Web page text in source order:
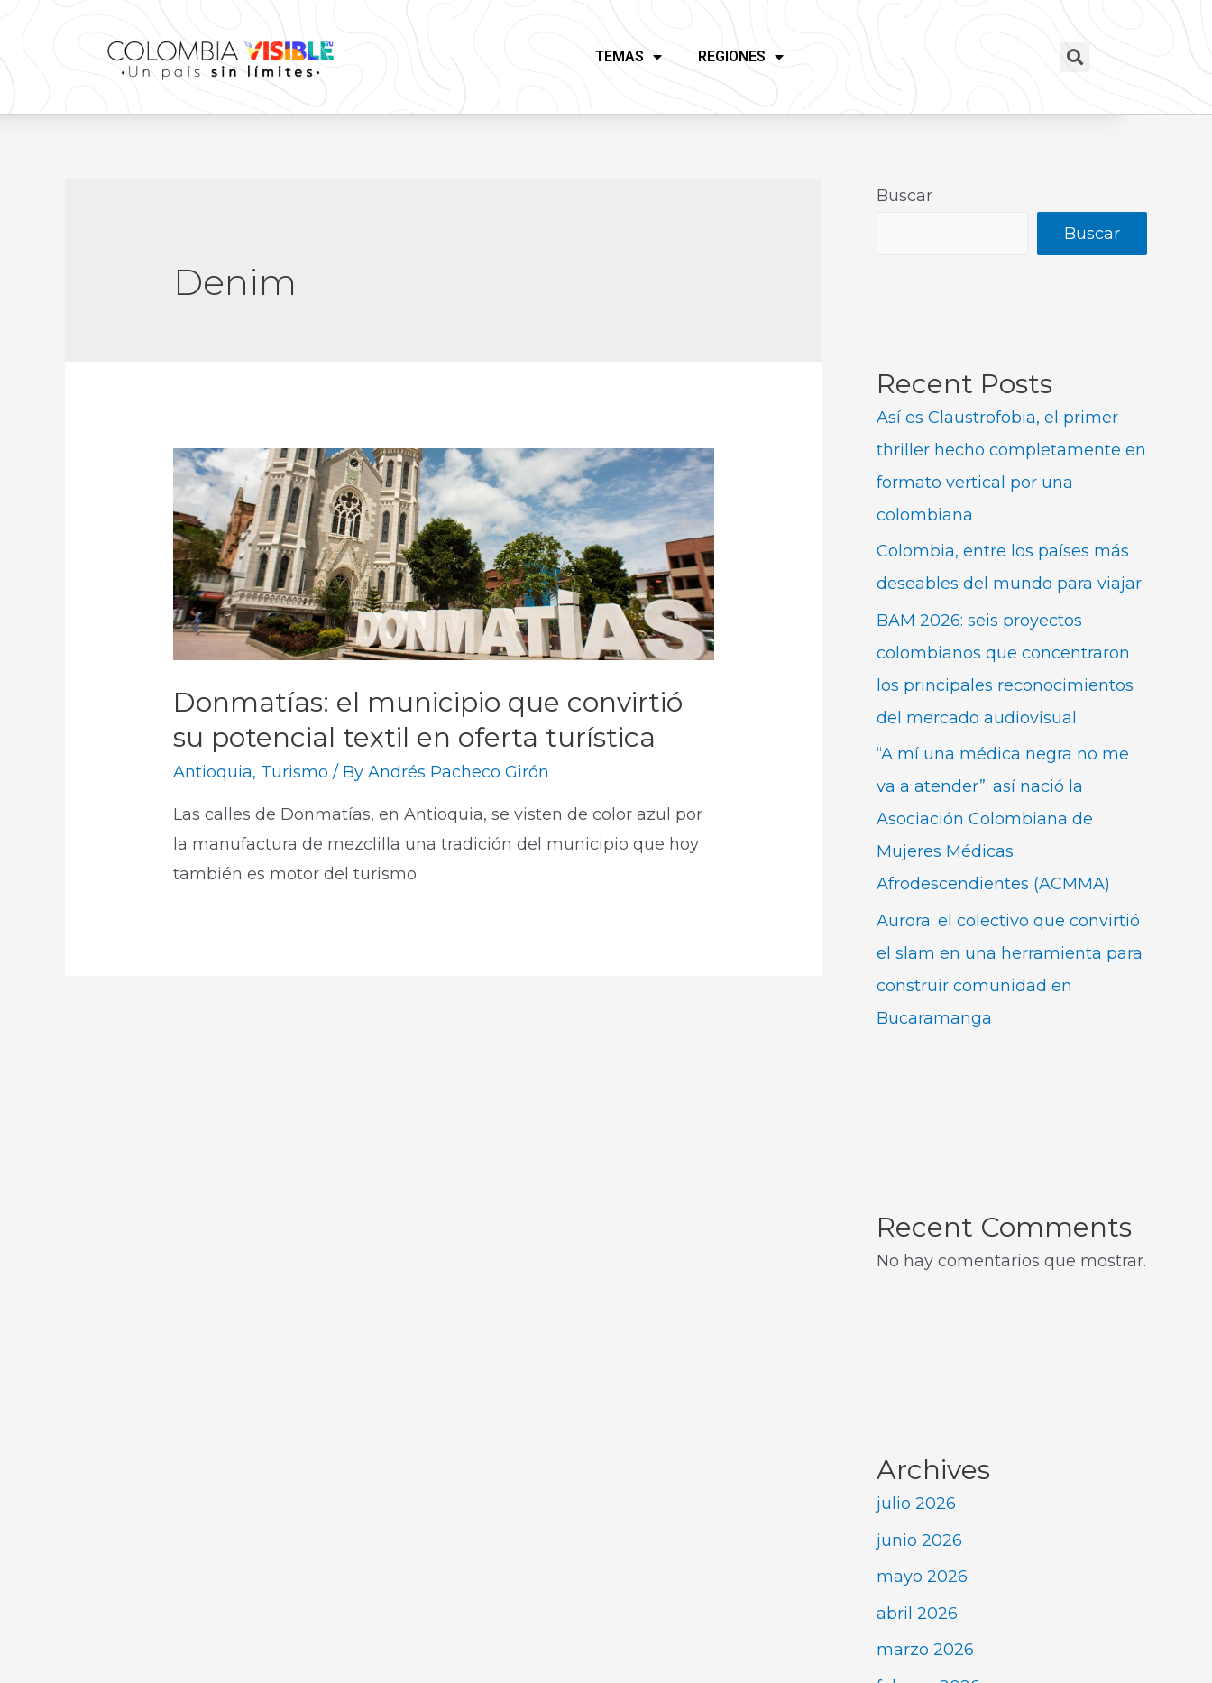
TEMAS REGIONES
Denim
Donmatías: el municipio que convirtió
su potencial textil en oferta turística
Antioquia, Turismo / ByAndrés Pacheco Girón
Las calles de Donmatías, en Antioquia, se visten de color azul por
la manufactura de mezclilla una tradición del municipio que hoy
también es motor del turismo.
Buscar
Buscar
Recent Posts
Así es Claustrofobia, el primer
thriller hecho completamente en
formato vertical por una
colombiana
Colombia, entre los países más
deseables del mundo para viajar
BAM 2026: seis proyectos
colombianos que concentraron
los principales reconocimientos
del mercado audiovisual
“A mí una médica negra no me
va a atender”: así nació la
Asociación Colombiana de
Mujeres Médicas
Afrodescendientes (ACMMA)
Aurora: el colectivo que convirtió
el slam en una herramienta para
construir comunidad en
Bucaramanga
Recent Comments
No hay comentarios que mostrar.
Archives
julio 2026
junio 2026
mayo 2026
abril 2026
marzo 2026